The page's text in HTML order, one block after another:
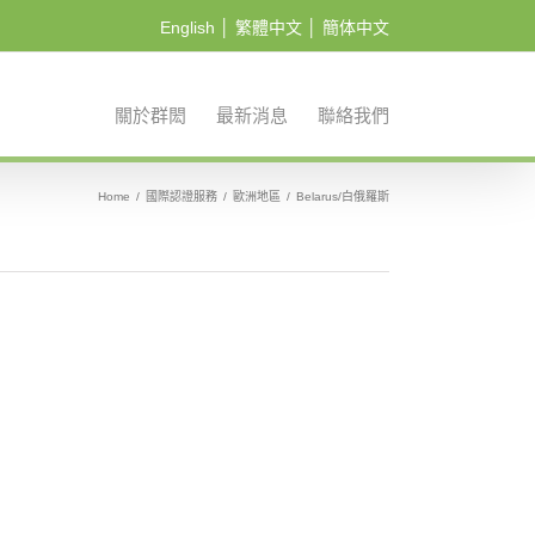
English 繁體中文 簡体中文
關於群閎 最新消息 聯絡我們
Home / 國際認證服務 / 歐洲地區 / Belarus/白俄羅斯